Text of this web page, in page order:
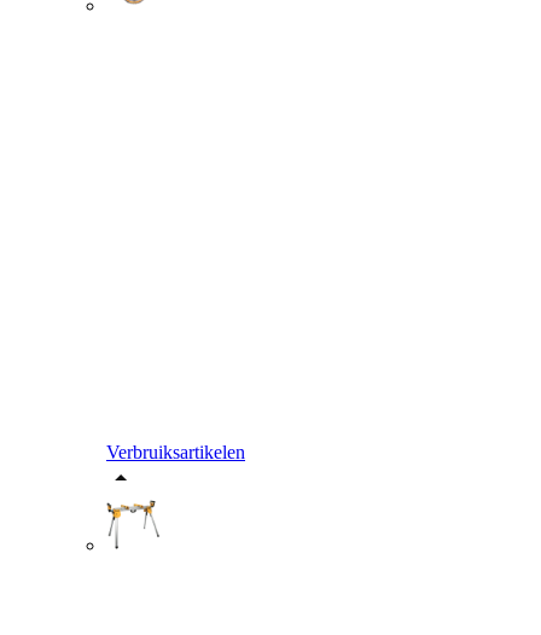
Verbruiksartikelen